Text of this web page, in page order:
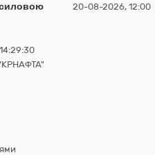
силовою
20-08-2026, 12:00